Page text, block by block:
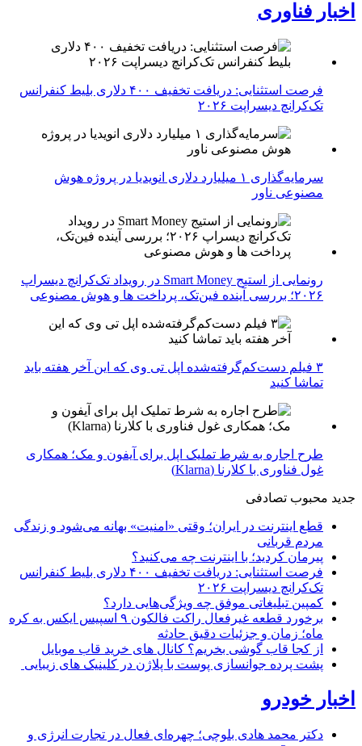
اخبار فناوری
فرصت استثنایی: دریافت تخفیف ۴۰۰ دلاری بلیط کنفرانس
تک‌کرانچ دیسراپت ۲۰۲۶
سرمایه‌گذاری ۱ میلیارد دلاری انویدیا در پروژه هوش
مصنوعی ناور
رونمایی از استیج Smart Money در رویداد تک‌کرانچ دیسراپ
۲۰۲۶؛ بررسی آینده فین‌تک، پرداخت‌ ها و هوش مصنوعی
۳ فیلم دست‌کم‌گرفته‌شده اپل تی وی که این آخر هفته باید
تماشا کنید
طرح اجاره به شرط تملیک اپل برای آیفون و مک؛ همکاری
غول فناوری با کلارنا (Klarna)
جدید محبوب تصادفی
قطع اینترنت در ایران؛ وقتی «امنیت» بهانه می‌شود و زندگی
مردم قربانی
پیرمان کردید؛ با اینترنت چه می‌کنید؟
فرصت استثنایی: دریافت تخفیف ۴۰۰ دلاری بلیط کنفرانس
تک‌کرانچ دیسراپت ۲۰۲۶
کمپین تبلیغاتی موفق چه ویژگی‌هایی دارد؟
برخورد قطعه غیرفعال راکت فالکون ۹ اسپیس ایکس به کره
ماه؛ زمان و جزئیات دقیق حادثه
از کجا قاب گوشی بخریم؟ کانال های خرید قاب موبایل
پشت پرده جوانسازی پوست با پلاژن در کلینیک های زیبایی
اخبار خودرو
دکتر محمد هادی بلوچی؛ چهره‌ای فعال در تجارت انرژی و